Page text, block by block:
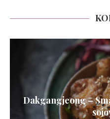
Dakgangjeong –